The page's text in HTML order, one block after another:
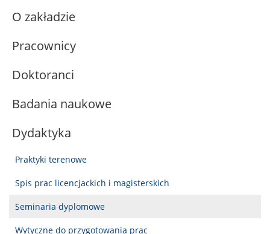
O zakładzie
Pracownicy
Doktoranci
Badania naukowe
Dydaktyka
Praktyki terenowe
Spis prac licencjackich i magisterskich
Seminaria dyplomowe
Wytyczne do przygotowania prac